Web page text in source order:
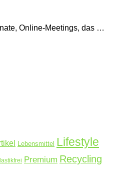
Online-Meetings, das …
Lebensmittel Lifestyle
Premium Recycling